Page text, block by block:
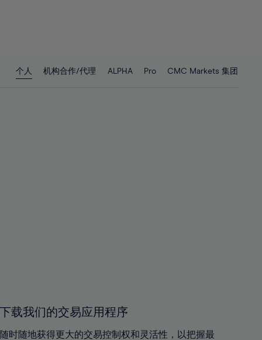
个人 机构合作/代理 ALPHA Pro CMC Markets 集团
下载我们的交易应用程序
随时随地获得更大的交易控制权和灵活性，以把握最